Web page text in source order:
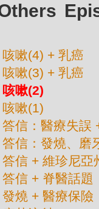
咳嗽(4) + 乳癌
咳嗽(3) + 乳癌
咳嗽(2)
咳嗽(1)
信：醫療失誤
信：發燒、磨
信 + 維珍尼亞
信 + 脊醫話題
燒 + 醫療保險